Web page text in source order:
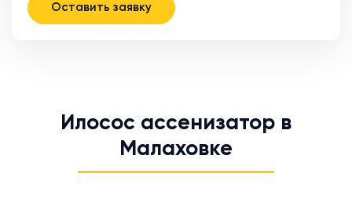
Оставить заявку
Илосос ассенизатор в
Малаховке